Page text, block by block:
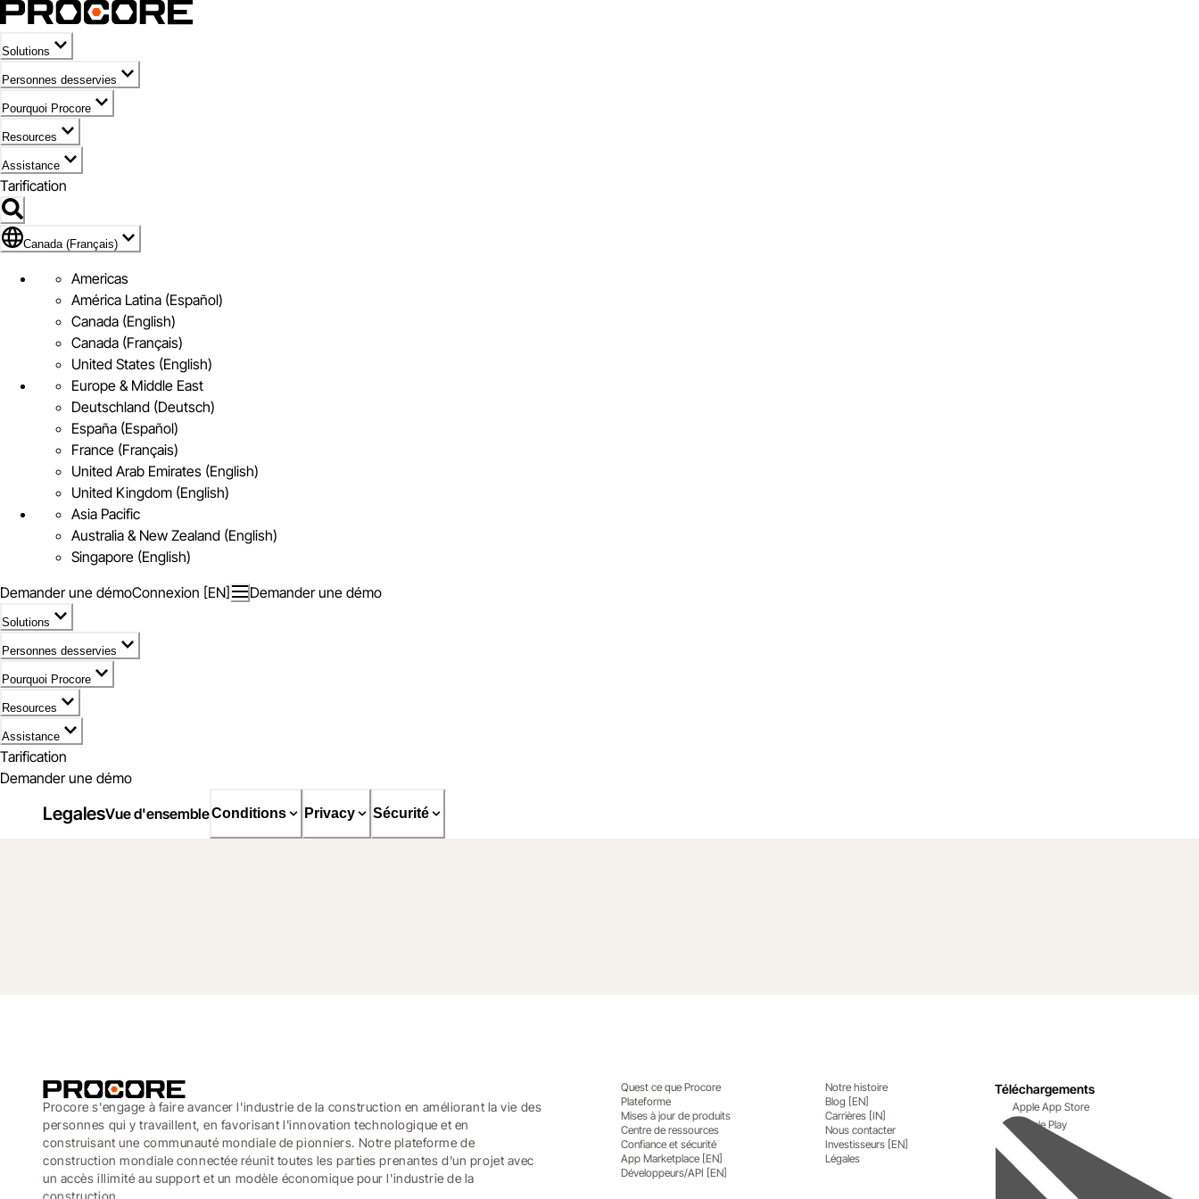
Solutions
Personnes desservies
Pourquoi Procore
Resources
Assistance
Tarification
Pavillon de Canada (Français)
Canada (Français)
Americas
América Latina (Español)
Canada (English)
Canada (Français)
United States (English)
Europe & Middle East
Deutschland (Deutsch)
España (Español)
France (Français)
United Arab Emirates (English)
United Kingdom (English)
Asia Pacific
Australia & New Zealand (English)
Singapore (English)
Demander une démoConnexion [EN] Demander une démo
Solutions
Personnes desservies
Pourquoi Procore
Resources
Assistance
Tarification
Demander une démo
LegalesVue d'ensembleConditions Privacy Sécurité
Procore s'engage à faire avancer l'industrie de la construction en améliorant la vie des
personnes qui y travaillent, en favorisant l'innovation technologique et en
construisant une communauté mondiale de pionniers. Notre plateforme de
construction mondiale connectée réunit toutes les parties prenantes d'un projet avec
un accès illimité au support et un modèle économique pour l'industrie de la
construction.
Quest ce que Procore
Plateforme
Mises à jour de produits
Centre de ressources
Confiance et sécurité
App Marketplace [EN]
Développeurs/API [EN]
Notre histoire
Blog [EN]
Carrières [IN]
Nous contacter
Investisseurs [EN]
Légales
Téléchargements
Apple App Store
Google Play